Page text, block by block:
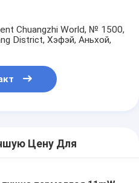
Chuangzhi World, № 1500,
District, Хэфэй, Аньхой,
Цену Для